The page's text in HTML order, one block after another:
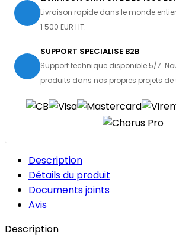
Livraison rapide dans le monde
1 500 EUR HT.
SUPPORT SPECIALISE B2B
Support technique disponible 5/7.
produits dans nos propres projets de
Description
Détails du produit
Documents joints
Avis
Description